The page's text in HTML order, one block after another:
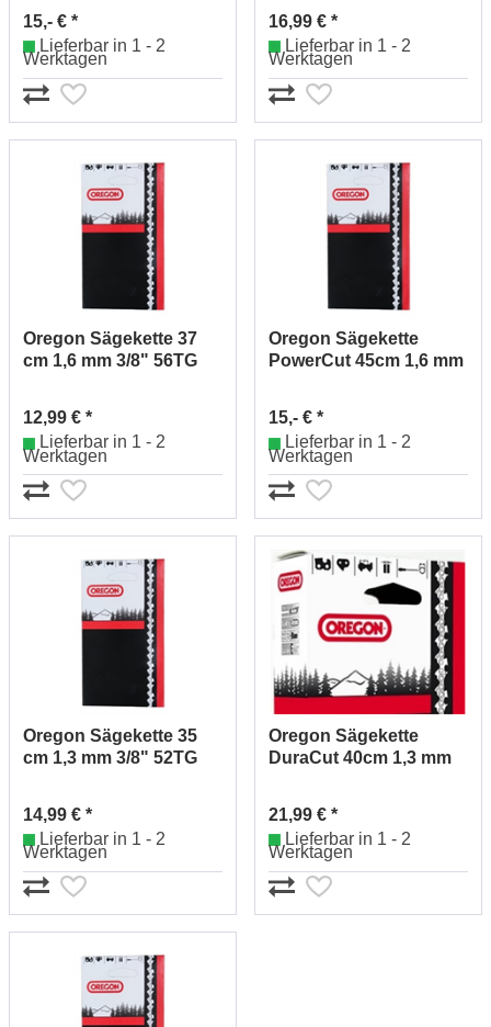
15,- € *
Lieferbar in 1 - 2
Werktagen
16,99 € *
Lieferbar in 1 - 2
Werktagen
Oregon Sägekette 37
cm 1,6 mm 3/8" 56TG
12,99 € *
Lieferbar in 1 - 2
Werktagen
Oregon Sägekette
PowerCut 45cm 1,6 mm
15,- € *
Lieferbar in 1 - 2
Werktagen
Oregon Sägekette 35
cm 1,3 mm 3/8" 52TG
14,99 € *
Lieferbar in 1 - 2
Werktagen
Oregon Sägekette
DuraCut 40cm 1,3 mm
21,99 € *
Lieferbar in 1 - 2
Werktagen